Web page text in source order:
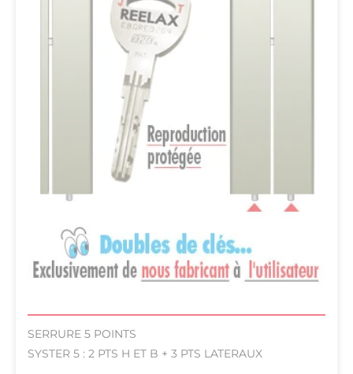
SERRURE 5 POINTS
SYSTER 5 : 2 PTS H ET B + 3 PTS LATERAUX